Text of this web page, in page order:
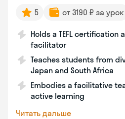
5 от 3190 ₽ за урок
Holds a TEFL certification
facilitator
Teaches students from
Japan and South Africa
Embodies a facilitative
active learning
Читать дальше